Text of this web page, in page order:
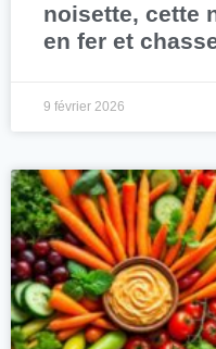
noisette, cette
en fer et
9 février 2026